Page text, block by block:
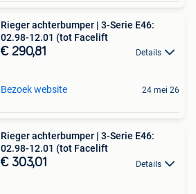
Rieger achterbumper | 3-Serie E46:
02.98-12.01 (tot Facelift
€ 290,81 Details
Bezoek website 24 mei 26
Rieger achterbumper | 3-Serie E46:
02.98-12.01 (tot Facelift
€ 303,01 Details